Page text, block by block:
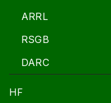
ARRL
RSGB
DARC
HF